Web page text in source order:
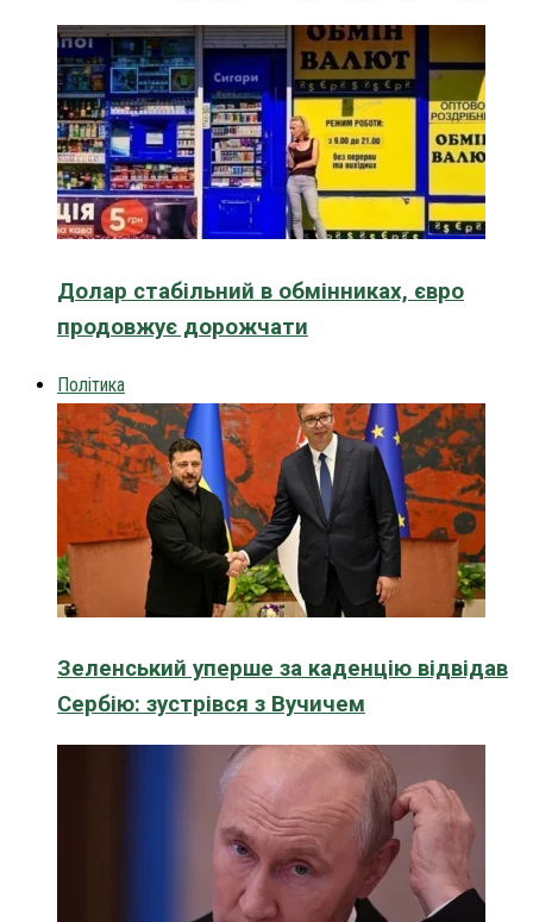
Долар стабільний в обмінниках, євро
продовжує дорожчати
Політика
Зеленський уперше за каденцію відвідав
Сербію: зустрівся з Вучичем